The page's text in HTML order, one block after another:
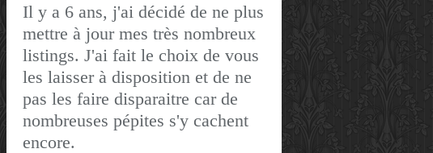
Il y a 6 ans, j'ai décidé de ne plus
mettre à jour mes très nombreux
listings. J'ai fait le choix de vous
les laisser à disposition et de ne
pas les faire disparaitre car de
nombreuses pépites s'y cachent
encore.